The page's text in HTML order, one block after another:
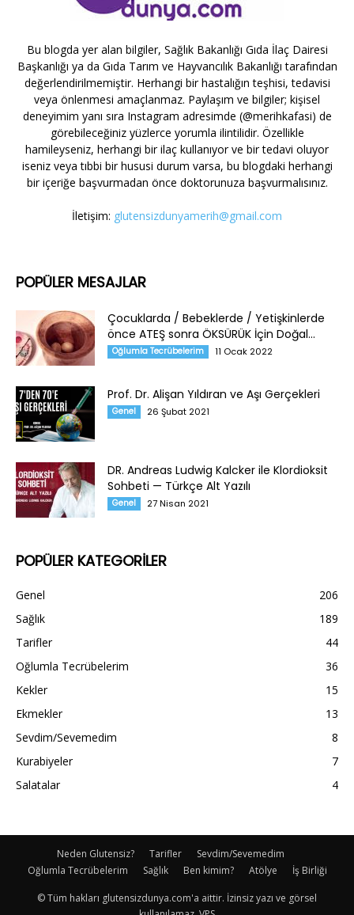
Bu blogda yer alan bilgiler, Sağlık Bakanlığı Gıda İlaç Dairesi
Başkanlığı ya da Gıda Tarım ve Hayvancılık Bakanlığı tarafından
değerlendirilmemiştir. Herhangi bir hastalığın teşhisi, tedavisi
veya önlenmesi amaçlanmaz. Paylaşım ve bilgiler; kişisel
deneyimim yanı sıra Instagram adresimde (@merihkafasi) de
görebileceğiniz yüzlerce yorumla ilintilidir. Özellikle
hamileyseniz, herhangi bir ilaç kullanıyor ve bir tedavi oluyor
iseniz veya tıbbi bir hususi durum varsa, bu blogdaki herhangi
bir içeriğe başvurmadan önce doktorunuza başvurmalısınız.
İletişim: glutensizdunyamerih@gmail.com
POPÜLER MESAJLAR
Çocuklarda / Bebeklerde / Yetişkinlerde
önce ATEŞ sonra ÖKSÜRÜK İçin Doğal...
Oğlumla Tecrübelerim 11 Ocak 2022
Prof. Dr. Alişan Yıldıran ve Aşı Gerçekleri
Genel 26 Şubat 2021
DR. Andreas Ludwig Kalcker ile Klordioksit
Sohbeti — Türkçe Alt Yazılı
Genel 27 Nisan 2021
POPÜLER KATEGORİLER
Genel
206
Sağlık
189
Tarifler
44
Oğlumla Tecrübelerim
36
Kekler
15
Ekmekler
13
Sevdim/Sevemedim
8
Kurabiyeler
7
Salatalar
4
Neden Glutensiz? Tarifler
Sevdim/Sevemedim
Oğlumla Tecrübelerim
Sağlık Ben kimim? Atölye İş Birliği
© Tüm hakları glutensizdunya.com'a aittir. İzinsiz yazı ve görsel